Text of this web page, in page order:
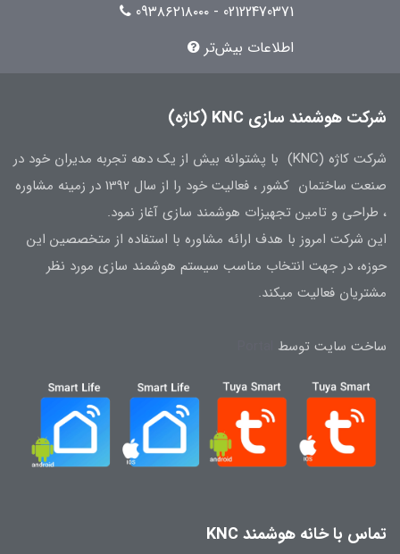
02122470371 - 09۳۸۶۲۱۸۰۰۰
اطلاعات بیش‌تر
شرکت هوشمند سازی KNC (کاژه)
شرکت کاژه (KNC) با پشتوانه بیش از یک دهه تجربه مدیران خود در
صنعت ساختمان کشور ، فعالیت خود را از سال 1392 در زمینه مشاوره
، طراحی و تامین تجهیزات هوشمند سازی آغاز نمود.
این شرکت امروز با هدف ارائه مشاوره با استفاده از متخصصین این
حوزه، در جهت انتخاب مناسب سیستم هوشمند سازی مورد نظر
مشتریان فعالیت میکند.
ساخت سایت توسط
تماس با خانه هوشمند KNC